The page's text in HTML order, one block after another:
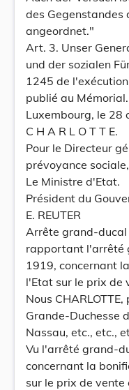
des
angeordnet."
Art. 3. Unser
und der sozialen
1245 de
publié au Mémorial.
Luxembourg, le 28
C H A R L O T T E.
Pour le Directeur
prévoyance sociale,
Le Ministre d'Etat.
Président du
E. REUTER
Arrête grand-
rapportant l'arrêté
1919, concernant
l'Etat sur le prix de
Nous
Grande-Duchesse
Nassau, etc., etc.,
Vu l'arrêté grand-
concernant la
sur le prix de